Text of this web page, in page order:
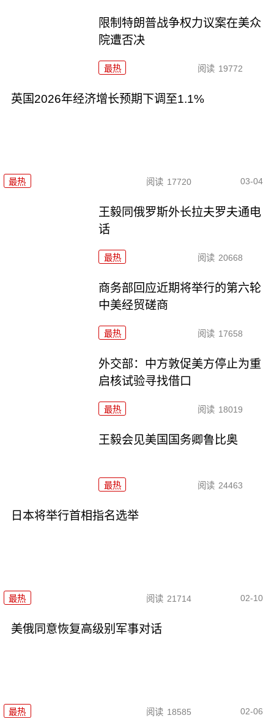
限制特朗普战争权力议案在美众
院遭否决
最热 阅读 19772
英国2026年经济增长预期下调至1.1%
最热 阅读 17720 03-04
王毅同俄罗斯外长拉夫罗夫通电
话
最热 阅读 20668
商务部回应近期将举行的第六轮
中美经贸磋商
最热 阅读 17658
外交部：中方敦促美方停止为重
启核试验寻找借口
最热 阅读 18019
王毅会见美国国务卿鲁比奥
最热 阅读 24463
日本将举行首相指名选举
最热 阅读 21714 02-10
美俄同意恢复高级别军事对话
最热 阅读 18585 02-06